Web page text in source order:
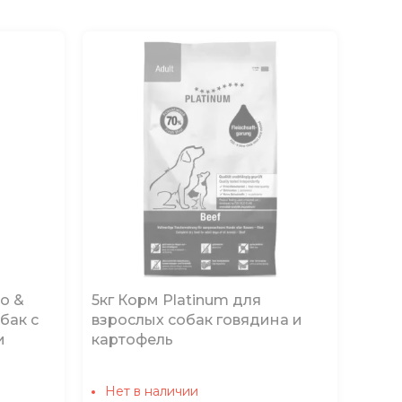
&
с
5кг Корм Platinum для
взрослых собак говядина и
картофель
Нет в наличии